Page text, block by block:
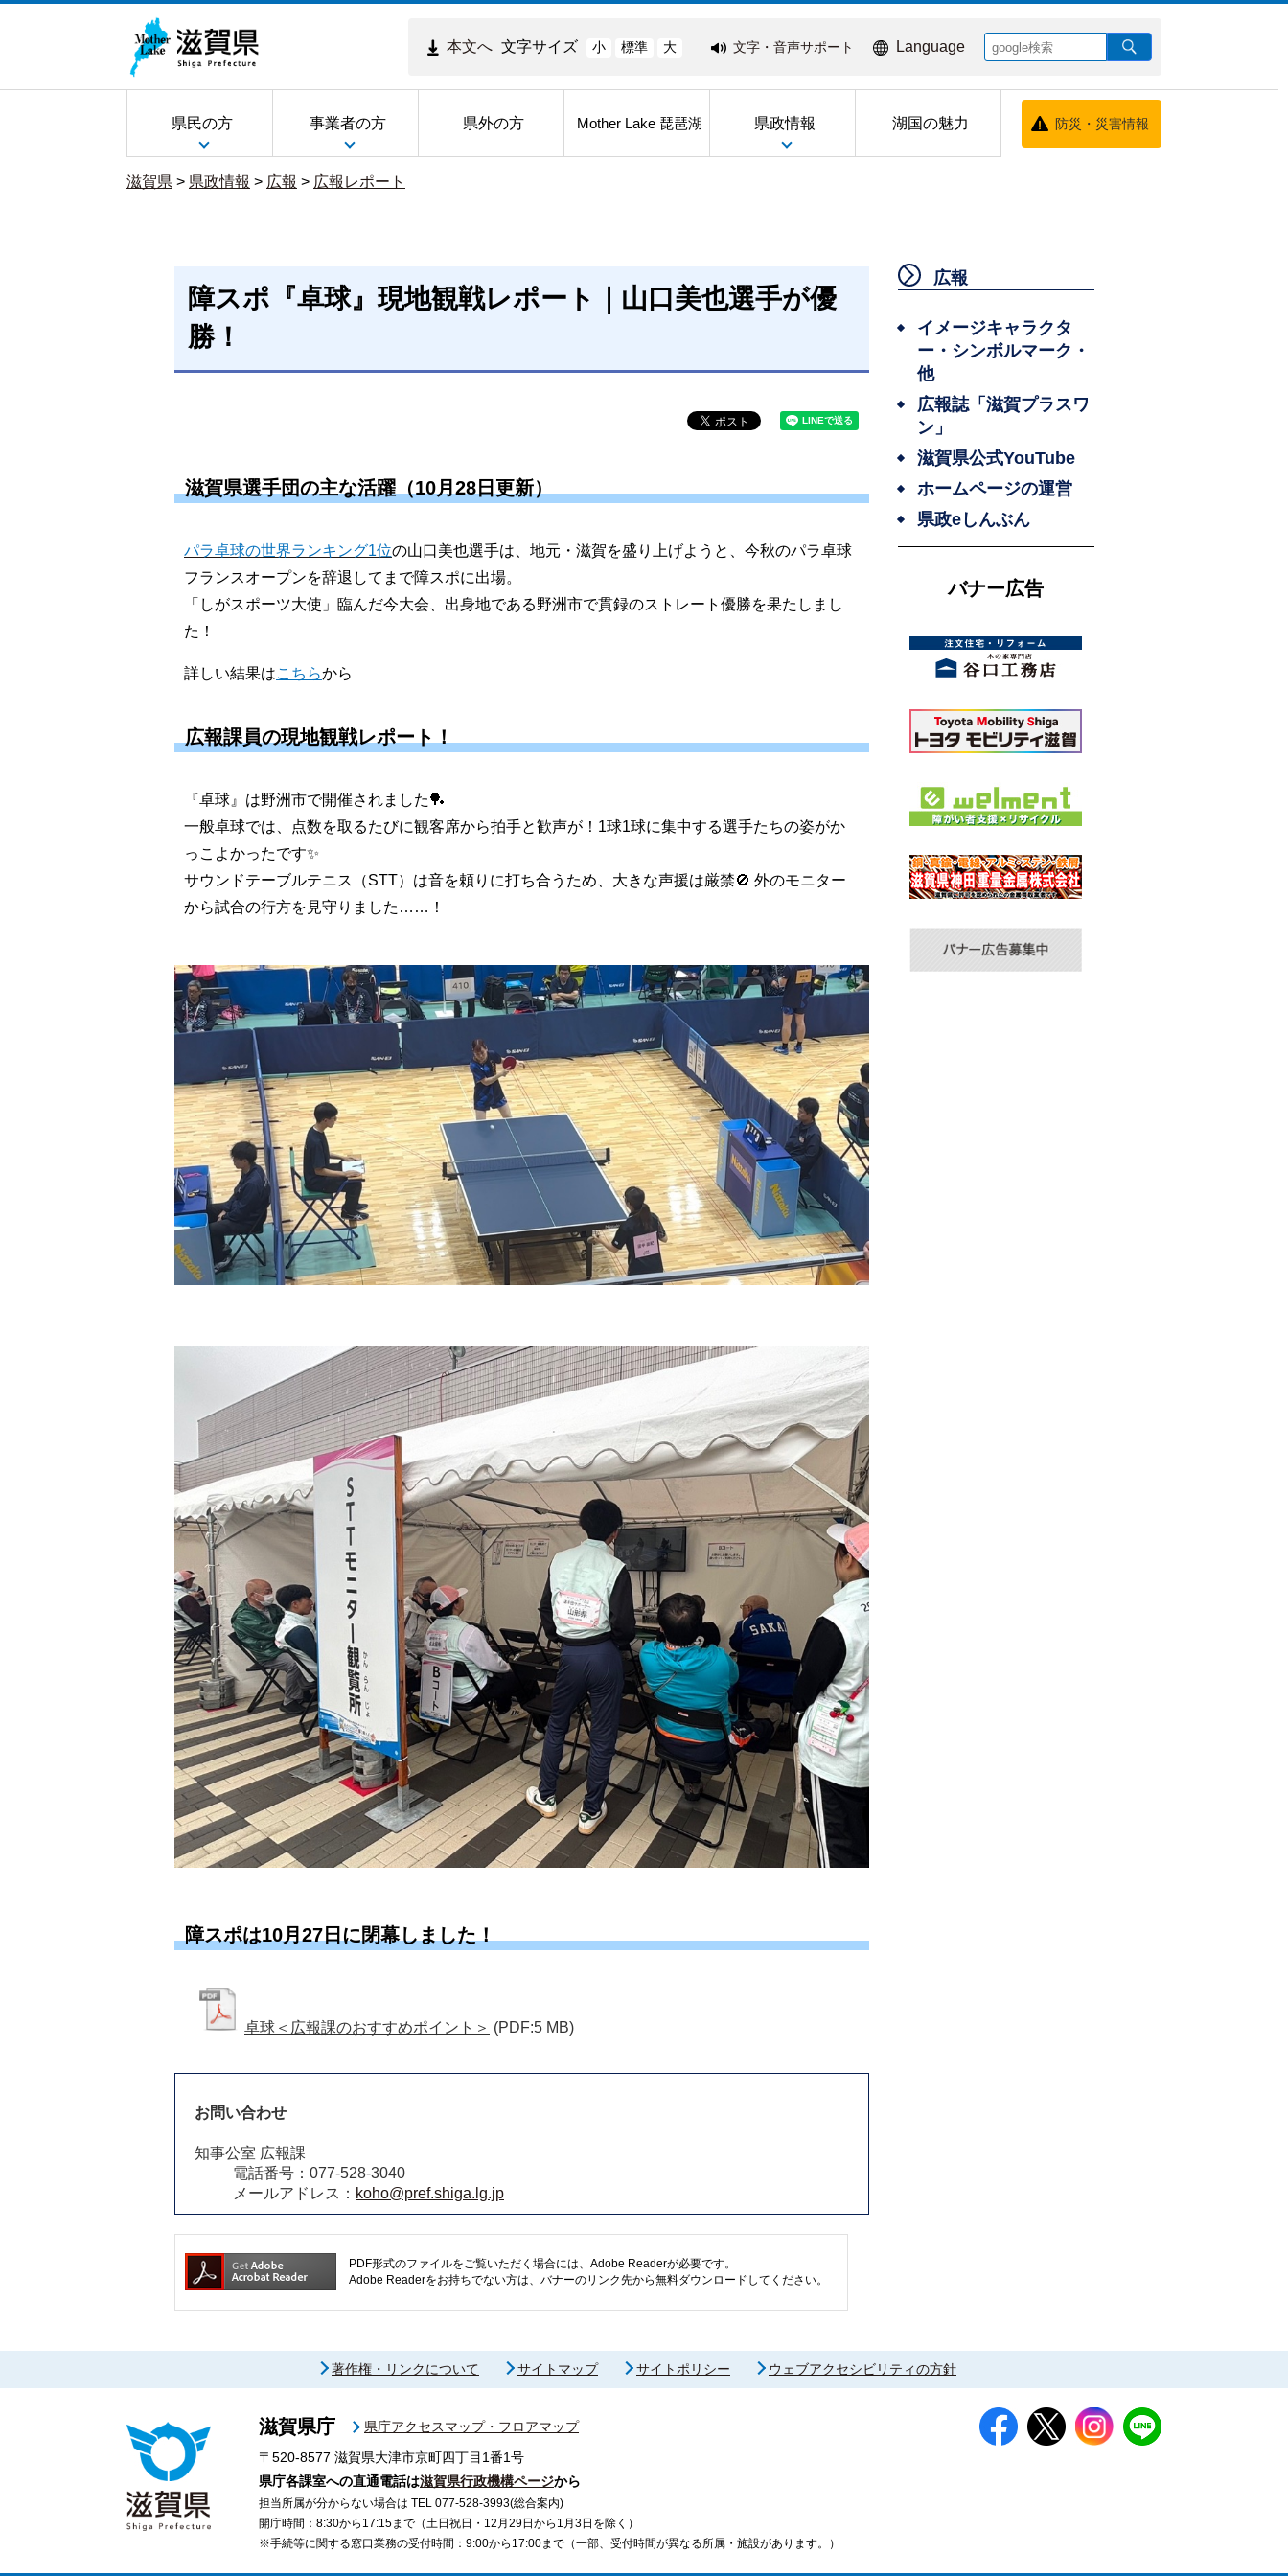
本文へ 文字サイズ 小 標準 大 文字・音声サポート Language
県民の方 事業者の方 県外の方 Mother Lake 琵琶湖 県政情報 湖国の魅力 防災・災害情報
滋賀県 > 県政情報 > 広報 > 広報レポート
障スポ『卓球』現地観戦レポート｜山口美也選手が優
勝！
滋賀県選手団の主な活躍（10月28日更新）
パラ卓球の世界ランキング1位の山口美也選手は、地元・滋賀を盛り上げようと、今秋のパラ卓球
フランスオープンを辞退してまで障スポに出場。
「しがスポーツ大使」臨んだ今大会、出身地である野洲市で貫録のストレート優勝を果たしまし
た！
詳しい結果はこちらから
広報課員の現地観戦レポート！
『卓球』は野洲市で開催されました🏓
一般卓球では、点数を取るたびに観客席から拍手と歓声が！1球1球に集中する選手たちの姿がか
っこよかったです✨
サウンドテーブルテニス（STT）は音を頼りに打ち合うため、大きな声援は厳禁🚫 外のモニター
から試合の行方を見守りました……！
障スポは10月27日に閉幕しました！
卓球＜広報課のおすすめポイント＞ (PDF:5 MB)
お問い合わせ
知事公室 広報課
電話番号：077-528-3040
メールアドレス： koho@pref.shiga.lg.jp
PDF形式のファイルをご覧いただく場合には、Adobe Readerが必要です。
Adobe Readerをお持ちでない方は、バナーのリンク先から無料ダウンロードしてください。
広報
イメージキャラクタ
ー・シンボルマーク・
他
広報誌「滋賀プラスワ
ン」
滋賀県公式YouTube
ホームページの運営
県政eしんぶん
バナー広告
著作権・リンクについて サイトマップ サイトポリシー ウェブアクセシビリティの方針
滋賀県庁
県庁アクセスマップ・フロアマップ
〒520-8577 滋賀県大津市京町四丁目1番1号
県庁各課室への直通電話は滋賀県行政機構ページから
担当所属が分からない場合は TEL 077-528-3993(総合案内)
開庁時間：8:30から17:15まで（土日祝日・12月29日から1月3日を除く）
※手続等に関する窓口業務の受付時間：9:00から17:00まで（一部、受付時間が異なる所属・施設があります。）